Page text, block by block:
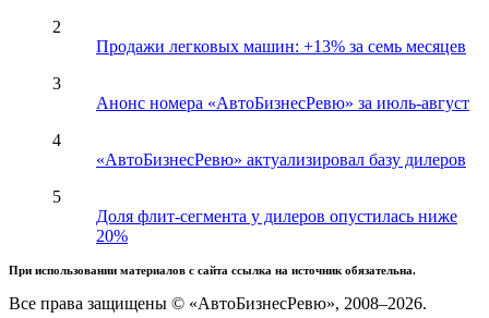
2
Продажи легковых машин: +13% за семь месяцев
3
Анонс номера «АвтоБизнесРевю» за июль-август
4
«АвтоБизнесРевю» актуализировал базу дилеров
5
Доля флит-сегмента у дилеров опустилась ниже
20%
При использовании материалов с сайта ссылка на источник обязательна.
Все права защищены © «АвтоБизнесРевю», 2008–2026.